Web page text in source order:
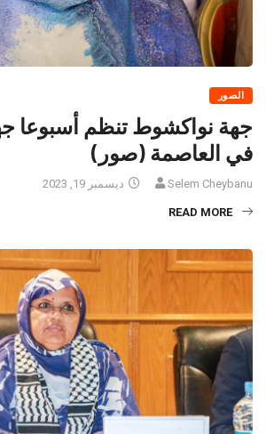
الصور
جهة نواكشوط تنظم أسبوعا
في العاصمة (صور)
Selem Cheybanu ديسمبر 19, 2023
READ MORE